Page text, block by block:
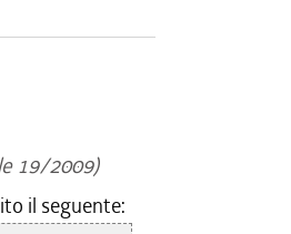
19/2009)
il seguente: